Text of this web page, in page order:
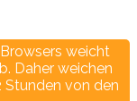
weicht
Daher weichen
von den